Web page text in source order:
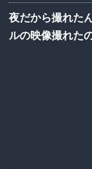
夜だから撮れた
ルの映像撮れた